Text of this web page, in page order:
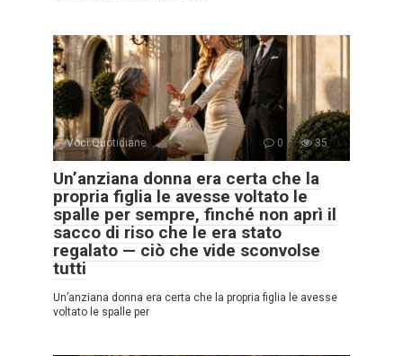
Voci Quotidiane 0 35
Un’anziana donna era certa che la
propria figlia le avesse voltato le
spalle per sempre, finché non aprì il
sacco di riso che le era stato
regalato — ciò che vide sconvolse
tutti
Un’anziana donna era certa che la propria figlia le avesse
voltato le spalle per